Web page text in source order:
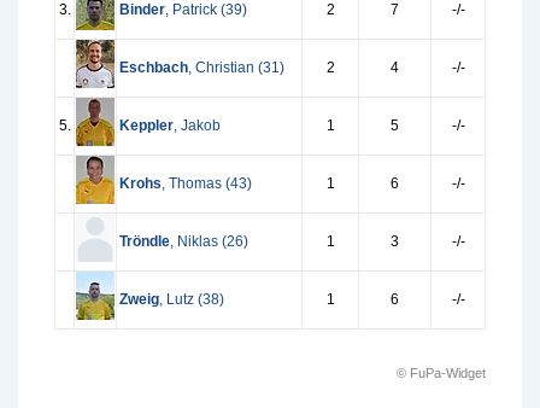
3. Binder, Patrick (39) 2 7 -/-
Eschbach, Christian (31) 2 4 -/-
5. Keppler, Jakob 1 5 -/-
Krohs, Thomas (43) 1 6 -/-
Tröndle, Niklas (26) 1 3 -/-
Zweig, Lutz (38) 1 6 -/-
© FuPa-Widget